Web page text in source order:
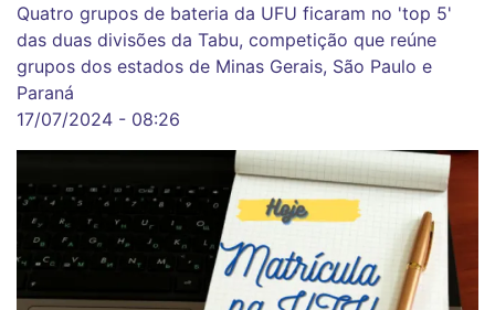
Quatro grupos de bateria da UFU ficaram no 'top 5'
das duas divisões da Tabu, competição que reúne
grupos dos estados de Minas Gerais, São Paulo e
Paraná
17/07/2024 - 08:26